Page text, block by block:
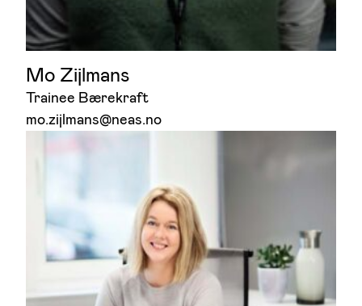
Mo Zijlmans
Trainee Bærekraft
mo.zijlmans@neas.no